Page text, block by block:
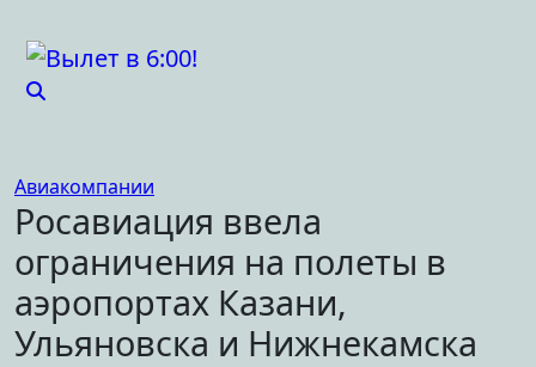
содержимому
Авиакомпании
Росавиация ввела
ограничения на полеты в
аэропортах Казани,
Ульяновска и Нижнекамска